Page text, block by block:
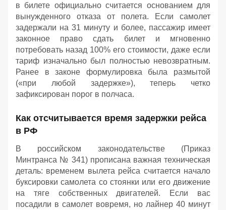
в билете официально считается основанием для
вынужденного отказа от полета. Если самолет
задержали на 31 минуту и более, пассажир имеет
законное право сдать билет и мгновенно
потребовать назад 100% его стоимости, даже если
тариф изначально был полностью невозвратным.
Ранее в законе формулировка была размытой
(«при любой задержке»), теперь четко
зафиксирован порог в полчаса.
Как отсчитывается время задержки рейса
в РФ
В российском законодательстве (Приказ
Минтранса № 341) прописана важная техническая
деталь: временем вылета рейса считается начало
буксировки самолета со стоянки или его движение
на тяге собственных двигателей. Если вас
посадили в самолет вовремя, но лайнер 40 минут